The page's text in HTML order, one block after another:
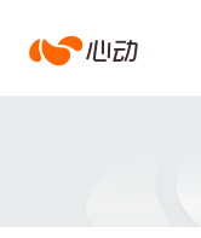
爱搜索结果